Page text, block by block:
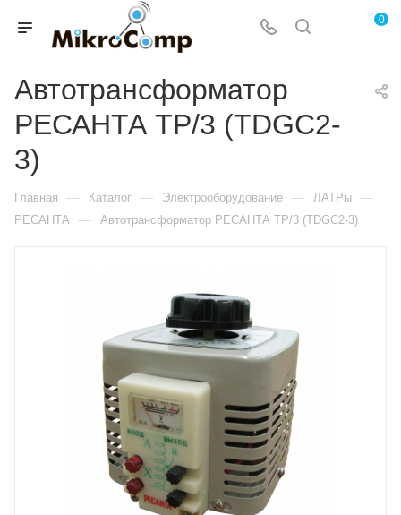
0
Автотрансформатор
РЕСАНТА ТР/3 (TDGC2-
3)
Главная — Каталог — Электрооборудование — ЛАТРы —
РЕСАНТА — Автотрансформатор РЕСАНТА ТР/3 (TDGC2-3)